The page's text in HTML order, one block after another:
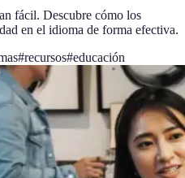
fácil. Descubre cómo los
en el idioma de forma efectiva.
#recursos#educación